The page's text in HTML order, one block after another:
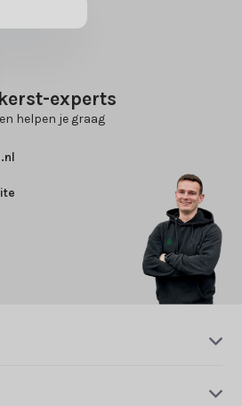
experts
helpen je graag